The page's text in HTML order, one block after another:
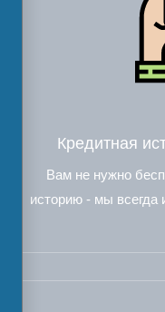
Кредитная
Вам не нужно
историю - мы всегда